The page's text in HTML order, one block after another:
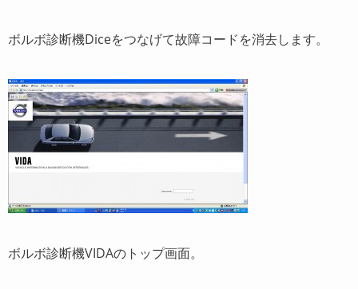
ボルボ診断機Diceをつなげて故障コードを消去します。
ボルボ診断機VIDAのトップ画面。